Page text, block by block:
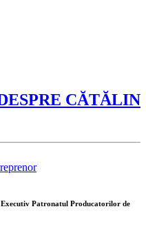
CĂTĂLIN
Patronatul Producatorilor de